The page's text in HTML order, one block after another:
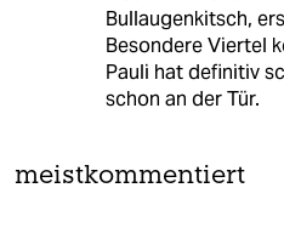
Bullaugenkitsch,
Besondere Viertel
Pauli hat definitiv
schon an der Tür.
meistkommentiert